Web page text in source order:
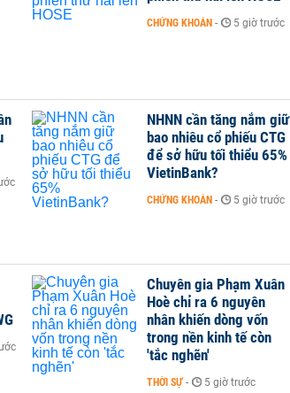
CHỨNG KHOÁN - 5 giờ trước
NHNN cần tăng nắm giữ
bao nhiêu cổ phiếu CTG
để sở hữu tối thiểu 65%
VietinBank?
CHỨNG KHOÁN - 5 giờ trước
Chuyên gia Phạm Xuân
Hoè chỉ ra 6 nguyên
nhân khiến dòng vốn
trong nền kinh tế còn
'tắc nghẽn'
THỜI SỰ - 5 giờ trước